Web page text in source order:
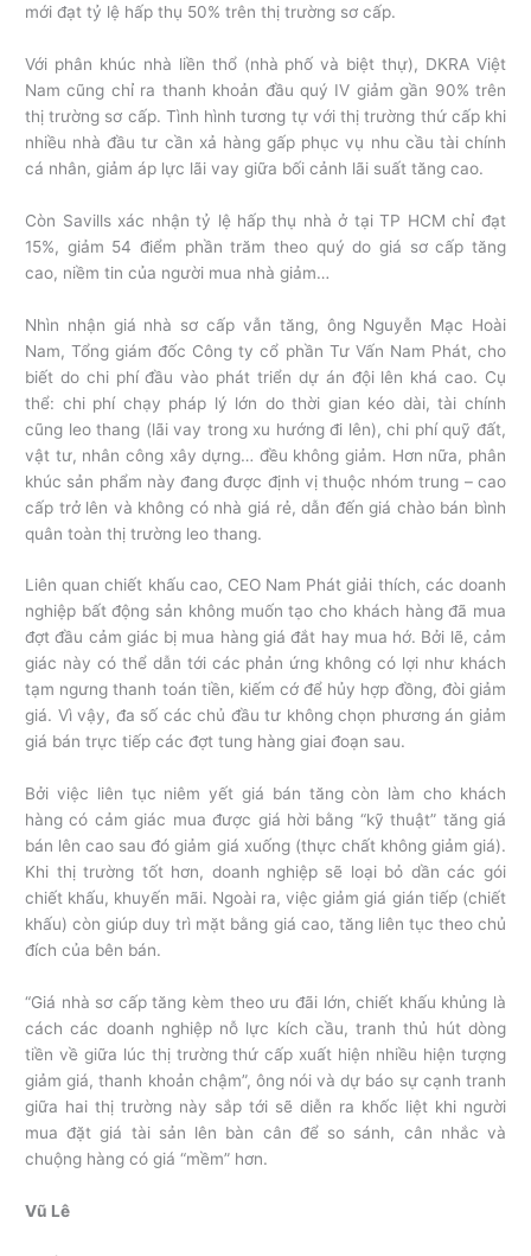
mới đạt tỷ lệ hấp thụ 50% trên thị trường sơ cấp.
Với phân khúc nhà liền thổ (nhà phố và biệt thự), DKRA Việt
Nam cũng chỉ ra thanh khoản đầu quý IV giảm gần 90% trên
thị trường sơ cấp. Tình hình tương tự với thị trường thứ cấp khi
nhiều nhà đầu tư cần xả hàng gấp phục vụ nhu cầu tài chính
cá nhân, giảm áp lực lãi vay giữa bối cảnh lãi suất tăng cao.
Còn Savills xác nhận tỷ lệ hấp thụ nhà ở tại TP HCM chỉ đạt
15%, giảm 54 điểm phần trăm theo quý do giá sơ cấp tăng
cao, niềm tin của người mua nhà giảm…
Nhìn nhận giá nhà sơ cấp vẫn tăng, ông Nguyễn Mạc Hoài
Nam, Tổng giám đốc Công ty cổ phần Tư Vấn Nam Phát, cho
biết do chi phí đầu vào phát triển dự án đội lên khá cao. Cụ
thể: chi phí chạy pháp lý lớn do thời gian kéo dài, tài chính
cũng leo thang (lãi vay trong xu hướng đi lên), chi phí quỹ đất,
vật tư, nhân công xây dựng… đều không giảm. Hơn nữa, phân
khúc sản phẩm này đang được định vị thuộc nhóm trung – cao
cấp trở lên và không có nhà giá rẻ, dẫn đến giá chào bán bình
quân toàn thị trường leo thang.
Liên quan chiết khấu cao, CEO Nam Phát giải thích, các doanh
nghiệp bất động sản không muốn tạo cho khách hàng đã mua
đợt đầu cảm giác bị mua hàng giá đắt hay mua hớ. Bởi lẽ, cảm
giác này có thể dẫn tới các phản ứng không có lợi như khách
tạm ngưng thanh toán tiền, kiếm cớ để hủy hợp đồng, đòi giảm
giá. Vì vậy, đa số các chủ đầu tư không chọn phương án giảm
giá bán trực tiếp các đợt tung hàng giai đoạn sau.
Bởi việc liên tục niêm yết giá bán tăng còn làm cho khách
hàng có cảm giác mua được giá hời bằng “kỹ thuật” tăng giá
bán lên cao sau đó giảm giá xuống (thực chất không giảm giá).
Khi thị trường tốt hơn, doanh nghiệp sẽ loại bỏ dần các gói
chiết khấu, khuyến mãi. Ngoài ra, việc giảm giá gián tiếp (chiết
khấu) còn giúp duy trì mặt bằng giá cao, tăng liên tục theo chủ
đích của bên bán.
“Giá nhà sơ cấp tăng kèm theo ưu đãi lớn, chiết khấu khủng là
cách các doanh nghiệp nỗ lực kích cầu, tranh thủ hút dòng
tiền về giữa lúc thị trường thứ cấp xuất hiện nhiều hiện tượng
giảm giá, thanh khoản chậm”, ông nói và dự báo sự cạnh tranh
giữa hai thị trường này sắp tới sẽ diễn ra khốc liệt khi người
mua đặt giá tài sản lên bàn cân để so sánh, cân nhắc và
chuộng hàng có giá “mềm” hơn.
Vũ Lê